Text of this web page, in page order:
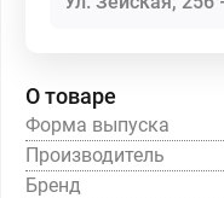
О товаре
Форма выпуска
Производитель
Бренд